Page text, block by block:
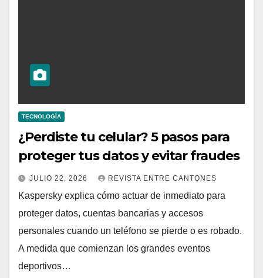
TECNOLOGÍA
¿Perdiste tu celular? 5 pasos para
proteger tus datos y evitar fraudes
JULIO 22, 2026 REVISTA ENTRE CANTONES
Kaspersky explica cómo actuar de inmediato para
proteger datos, cuentas bancarias y accesos
personales cuando un teléfono se pierde o es robado.
A medida que comienzan los grandes eventos
deportivos…